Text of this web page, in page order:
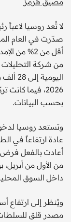
لا تُعد روسيا لاعباً
أقل من 2%
من شركة
2026، فيما
بحسب البيانات.
وتستعد روسيا
عادة ارتفاعاً في
أعادت بالفعل فرض
من الأول من أبريل،
داخل السوق
ويُنظر إلى ارتفاع
مصدر قلق